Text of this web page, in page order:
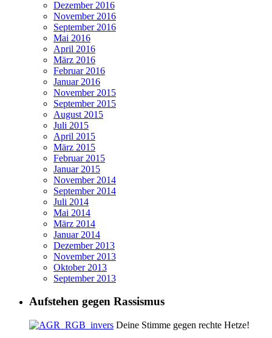
Dezember 2016
November 2016
September 2016
Mai 2016
April 2016
März 2016
Februar 2016
Januar 2016
November 2015
September 2015
August 2015
Juli 2015
April 2015
März 2015
Februar 2015
Januar 2015
November 2014
September 2014
Juli 2014
Mai 2014
März 2014
Januar 2014
Dezember 2013
November 2013
Oktober 2013
September 2013
Aufstehen gegen Rassismus
Deine Stimme gegen rechte Hetze!